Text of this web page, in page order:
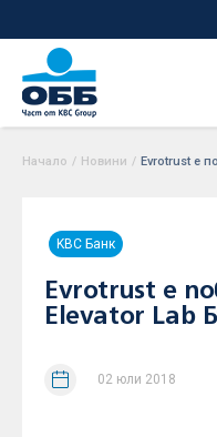
Начало / Новини / Evrotrust e
KBC Банк
Evrotrust e
Elevator Lab
02 юли 2018